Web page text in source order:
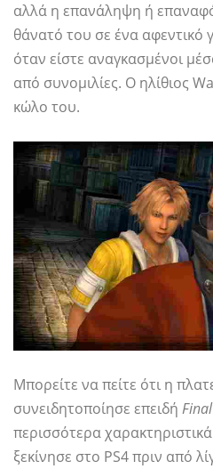
αλλά η επανάληψη ή
θάνατό του σε ένα αφεντικό
όταν είστε αναγκασμένοι
από συνομιλίες. Ο ηλίθιος
κώλο του.
Μπορείτε να πείτε ότι η
συνειδητοποίησε επειδή
περισσότερα
ξεκίνησε στο PS4 πριν από